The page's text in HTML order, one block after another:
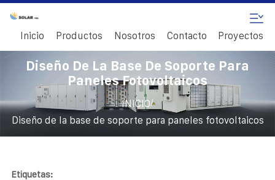
Inicio Productos Nosotros Contacto Proyectos
Diseño De La Base De Soporte Para
Paneles Fotovoltaicos
INICIO/
Diseño de la base de soporte para paneles fotovoltaicos
Etiquetas: